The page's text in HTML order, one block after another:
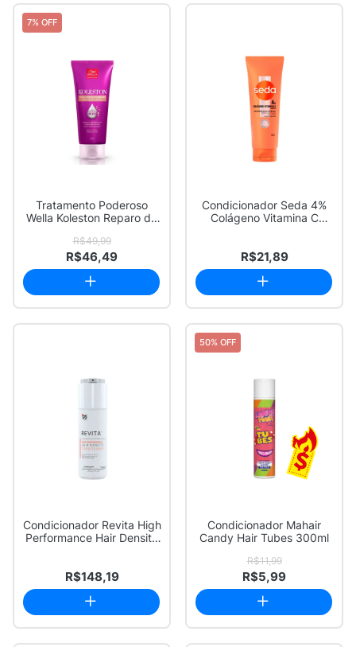
7% OFF
Tratamento Poderoso
Wella Koleston Reparo de
R$49,99
R$46,49
Condicionador Seda 4%
Colágeno Vitamina C
R$21,89
Condicionador Revita High
Performance Hair Density
R$148,19
50% OFF
Condicionador Mahair
Candy Hair Tubes 300ml
R$11,99
R$5,99